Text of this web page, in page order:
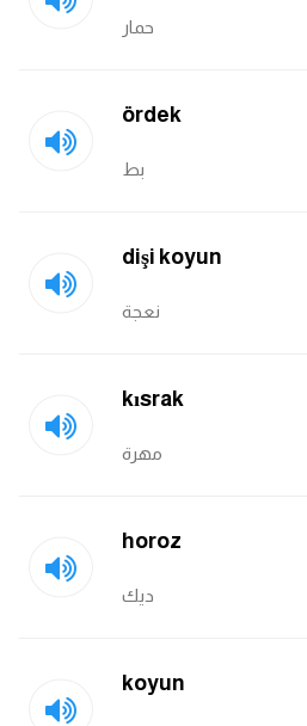
حمار
ördek
بط
dişi koyun
نعجة
kısrak
مهرة
horoz
ديك
koyun